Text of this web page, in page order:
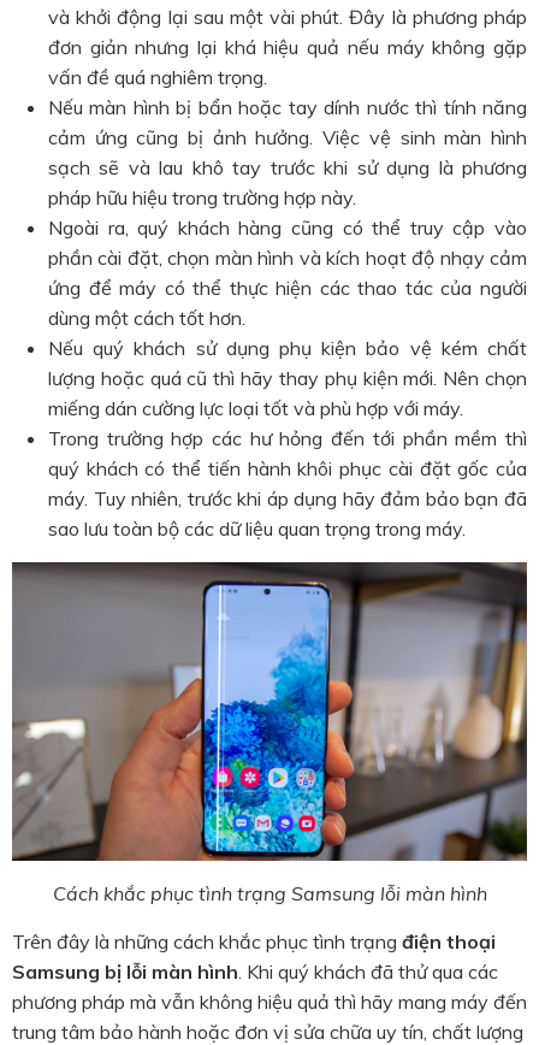
và khởi động lại sau một vài phút. Đây là phương pháp
đơn giản nhưng lại khá hiệu quả nếu máy không gặp
vấn đề quá nghiêm trọng.
Nếu màn hình bị bẩn hoặc tay dính nước thì tính năng
cảm ứng cũng bị ảnh hưởng. Việc vệ sinh màn hình
sạch sẽ và lau khô tay trước khi sử dụng là phương
pháp hữu hiệu trong trường hợp này.
Ngoài ra, quý khách hàng cũng có thể truy cập vào
phần cài đặt, chọn màn hình và kích hoạt độ nhạy cảm
ứng để máy có thể thực hiện các thao tác của người
dùng một cách tốt hơn.
Nếu quý khách sử dụng phụ kiện bảo vệ kém chất
lượng hoặc quá cũ thì hãy thay phụ kiện mới. Nên chọn
miếng dán cường lực loại tốt và phù hợp với máy.
Trong trường hợp các hư hỏng đến tới phần mềm thì
quý khách có thể tiến hành khôi phục cài đặt gốc của
máy. Tuy nhiên, trước khi áp dụng hãy đảm bảo bạn đã
sao lưu toàn bộ các dữ liệu quan trọng trong máy.
Cách khắc phục tình trạng Samsung lỗi màn hình
Trên đây là những cách khắc phục tình trạng điện thoại
Samsung bị lỗi màn hình . Khi quý khách đã thử qua các
phương pháp mà vẫn không hiệu quả thì hãy mang máy đến
trung tâm bảo hành hoặc đơn vị sửa chữa uy tín, chất lượng